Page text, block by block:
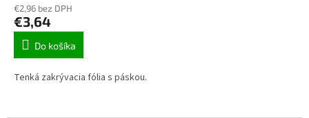
€2,96 bez DPH
€3,64
Do košíka
Tenká zakrývacia fólia s páskou.